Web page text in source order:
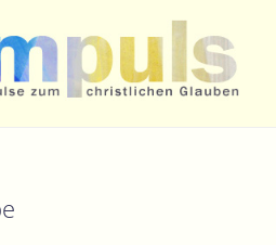
christlichen Glauben